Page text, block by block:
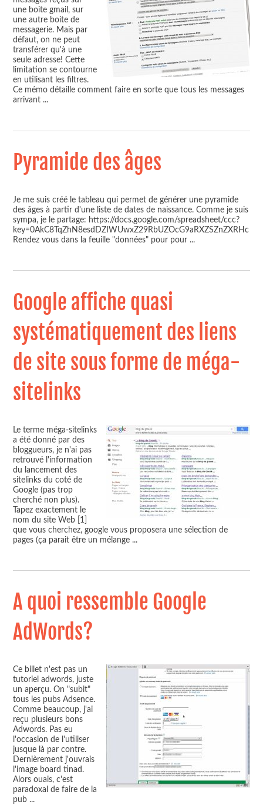
une boite gmail, sur
une autre boite de
messagerie. Mais par
défaut, on ne peut
transférer qu'à une
seule adresse! Cette
limitation se contourne
en utilisant les filtres.
Ce mémo détaille comment faire en sorte que tous les messages
arrivant ...
Pyramide des âges
Je me suis créé le tableau qui permet de générer une pyramide
des âges à partir d'une liste de dates de naissance. Comme je suis
sympa, je le partage: https://docs.google.com/spreadsheet/ccc?
key=0AkC8TqZhN8esdDZIWUwxZ29RbUZOcG9aRXZSZnZXRHc
Rendez vous dans la feuille "données" pour pour ...
Google affiche quasi
systématiquement des liens
de site sous forme de méga-
sitelinks
Le terme méga-sitelinks
a été donné par des
bloggueurs, je n'ai pas
retrouvé l'information
du lancement des
sitelinks du coté de
Google (pas trop
cherché non plus).
Tapez exactement le
nom du site Web [1]
que vous cherchez, google vous proposera une sélection de
pages (ça parait être un mélange ...
A quoi ressemble Google
AdWords?
Ce billet n'est pas un
tutoriel adwords, juste
un aperçu. On "subit"
tous les pubs Adsence.
Comme beaucoup, j'ai
reçu plusieurs bons
Adwords. Pas eu
l'occasion de l'utiliser
jusque là par contre.
Dernièrement j'ouvrais
l'image board tinad.
Alors ouais, c'est
paradoxal de faire de la
pub ...